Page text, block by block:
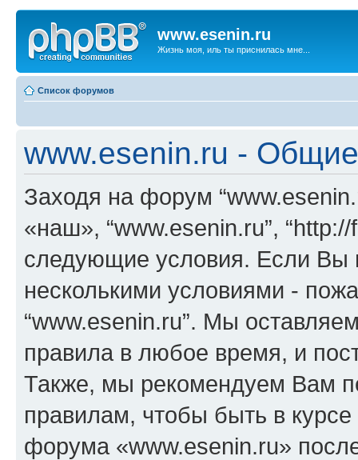
www.esenin.ru
Жизнь моя, иль ты приснилась мне...
Список форумов
www.esenin.ru -
Заходя на форум
«наш», “www.esenin.ru”,
следующие условия. Если Вы
несколькими условиями -
“www.esenin.ru”. Мы
правила в любое время, и
Также, мы рекомендуем Вам
правилам, чтобы быть в
форума «www.esenin.ru»